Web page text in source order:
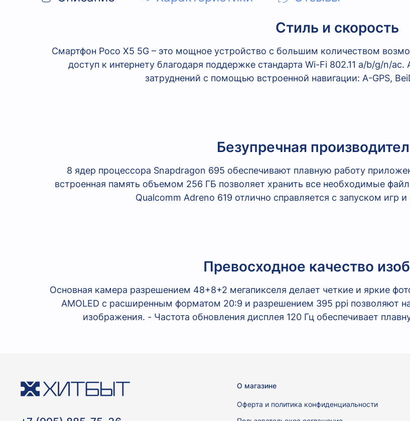
Стиль и скорость
Смартфон Poco X5 5G – это мощное устройство с большим количеством
доступ к интернету благодаря поддержке стандарта Wi-Fi 802.11 a/b/g/n/
затруднений с помощью встроенной навигации: A-GPS,
Безупречная
8 ядер процессора Snapdragon 695 обеспечивают плавную работу
встроенная память объемом 256 ГБ позволяет хранить все необходимые
Qualcomm Adreno 619 отлично справляется с запуском игр
Превосходное качество
Основная камера разрешением 48+8+2 мегапикселя делает четкие и яркие
AMOLED с расширенным форматом 20:9 и разрешением 395 ppi позволяют
изображения. - Частота обновления дисплея 120 Гц обеспечивает
О магазине
Оферта и политика конфиденциальности